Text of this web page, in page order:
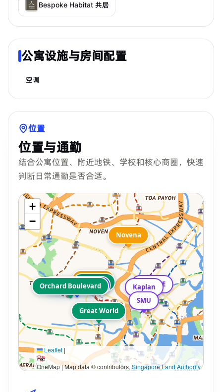
Bespoke Habitat 共居
公寓设施与房间配置
空调
位置
位置与通勤
结合公寓位置、附近地铁、学校和核心商圈，快速
判断日常通勤是否合适。
Kum Hing Court
Orchard Boulevard
Orchard
Great World
Kaplan
SMU
LASALLE
Orchard
Novena
+
−
Leaflet |
OneMap | Map data © contributors,Singapore Land Authority